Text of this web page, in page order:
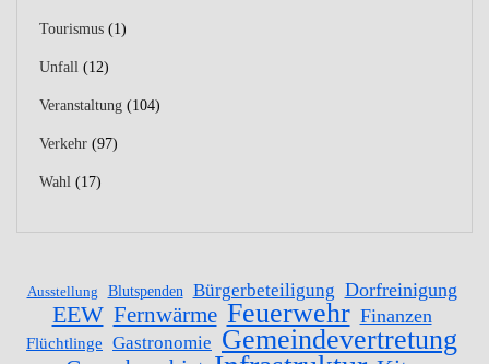
Tourismus (1)
Unfall (12)
Veranstaltung (104)
Verkehr (97)
Wahl (17)
Ausstellung Blutspenden Bürgerbeteiligung Dorfreinigung
EEW Fernwärme Feuerwehr Finanzen
Flüchtlinge Gastronomie Gemeindevertretung